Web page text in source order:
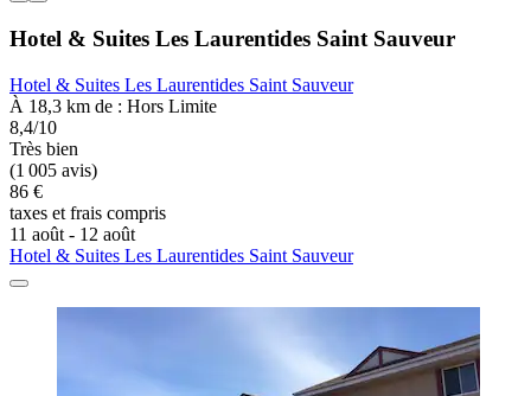
Hotel & Suites Les Laurentides Saint Sauveur
Hotel & Suites Les Laurentides Saint Sauveur
À 18,3 km de : Hors Limite
8,4/10
Très bien
(1 005 avis)
86 €
taxes et frais compris
11 août - 12 août
Hotel & Suites Les Laurentides Saint Sauveur